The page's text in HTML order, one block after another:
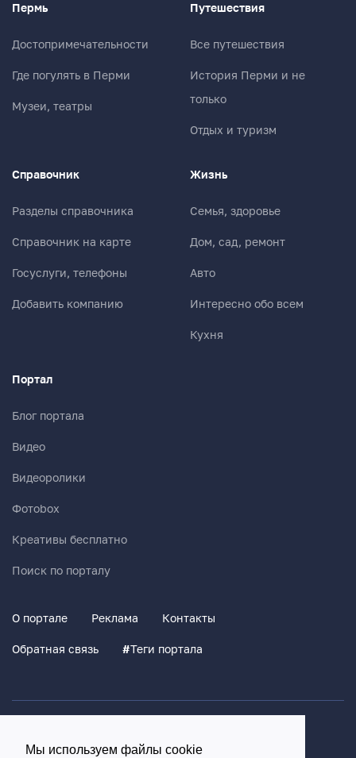
Мы используем файлы cookie
Пермь
Достопримечательности
Где погулять в Перми
Музеи, театры
Путешествия
Все путешествия
История Перми и не
только
Отдых и туризм
Справочник
Разделы справочника
Справочник на карте
Госуслуги, телефоны
Добавить компанию
Жизнь
Семья, здоровье
Дом, сад, ремонт
Авто
Интересно обо всем
Кухня
Портал
Блог портала
Видео
Видеоролики
Фотоbox
Креативы бесплатно
Поиск по порталу
О портале Реклама Контакты
Обратная связь #Теги портала